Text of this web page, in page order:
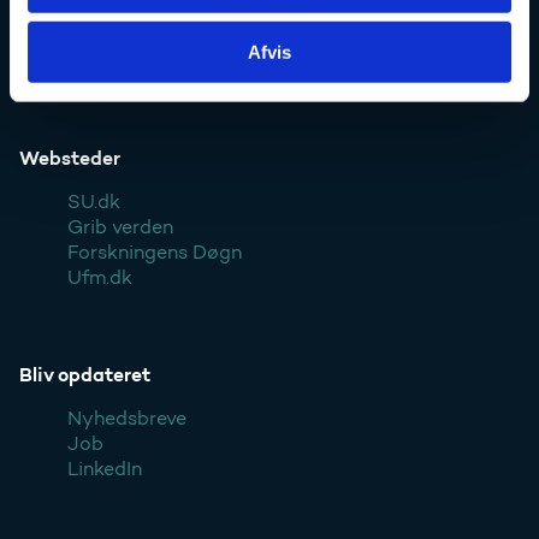
Afvis
Websteder
SU.dk
Grib verden
Forskningens Døgn
Ufm.dk
Bliv opdateret
Nyhedsbreve
Job
LinkedIn